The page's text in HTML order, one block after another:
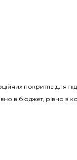
покриттів для
в бюджет, рівно в